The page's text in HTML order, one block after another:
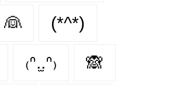
👰 (*^*)
₍ᐢ.̫.ᐢ₎ 🙈